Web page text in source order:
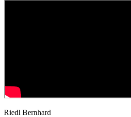
Riedl Bernhard